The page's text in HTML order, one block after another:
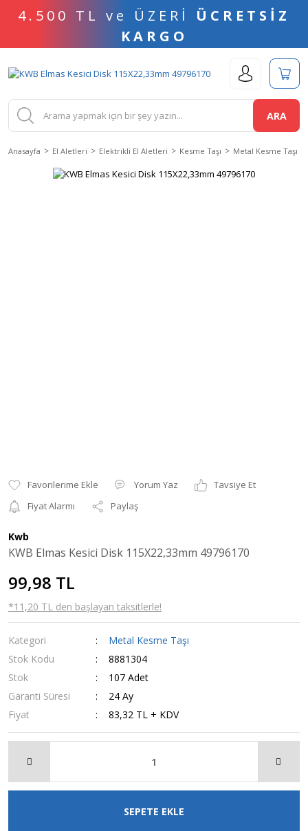
4.500 TL ve ÜZERİ ÜCRETSİZ
KARGO
ARA
Anasayfa El Aletleri Elektrikli El Aletleri Kesme Taşı Metal Kesme Taşı
Yorum Yaz
Tavsiye Et
Fiyat Alarmı
Paylaş
Kwb
KWB Elmas Kesici Disk 115X22,33mm 49796170
99,98 TL
*11,20 TL den başlayan taksitlerle!
Kategori
Metal Kesme Taşı
Stok Kodu
8881304
Stok
107 Adet
Garanti Süresi
24 Ay
Fiyat
83,32 TL + KDV
SEPETE EKLE